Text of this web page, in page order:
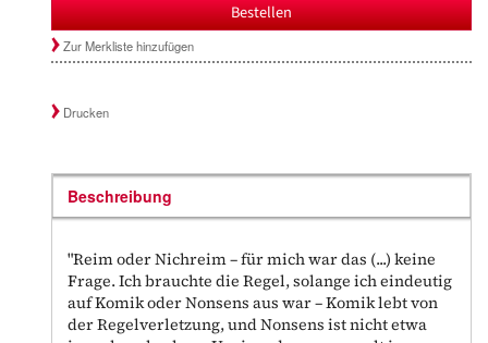
Bestellen
Zur Merkliste hinzufügen
Drucken
Beschreibung
"Reim oder Nichreim – für mich war das (...) keine
Frage. Ich brauchte die Regel, solange ich eindeutig
auf Komik oder Nonsens aus war – Komik lebt von
der Regelverletzung, und Nonsens ist nicht etwa